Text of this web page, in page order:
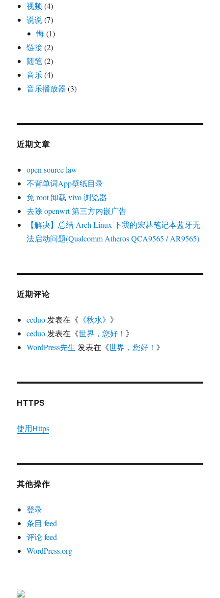
视频 (4)
说说(7)
悔(1)
链接(2)
随笔(2)
音乐(4)
音乐播放器 (3)
近期文章
open source law
不背单词App壁纸目录
免 root 卸载 vivo 浏览器
去除 openwrt 第三方内嵌广告
【解决】总结 Arch Linux 下我的宏碁笔记本蓝牙无
法启动问题(Qualcomm Atheros QCA9565 / AR9565)
近期评论
ceduo发表在《 《秋水》 》
ceduo发表在《世界，您好！ 》
WordPress先生 发表在《世界，您好！ 》
HTTPS
使用Https
其他操作
登录
条目 feed
评论 feed
WordPress.org